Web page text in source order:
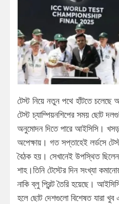
টেস্ট নিয়ে নতুন পথে হাঁটতে
টেস্ট চ্যাম্পিয়নশিপের সময় ছোট
অনুমোদন দিতে পারে আইসিসি।
অপেক্ষায়। গত সপ্তাহেই লর্ডসে
বৈঠক হয়। সেখানেই উপস্থিত
শাহ।তিনি টেস্টের দিন সংখ্যা
নাকি ব্লু প্রিন্ট তৈরি হয়েছে।
হলে ছোট দেশগুলো বিশেষত যারা